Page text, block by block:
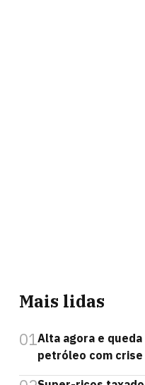
Mais lidas
01Alta agora e
petróleo com crise